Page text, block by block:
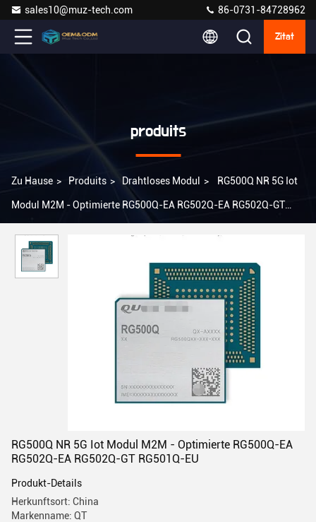
sales10@muz-tech.com 86-0731-84728962
Zitat
produits
Zu Hause > Produits > Drahtloses Modul > RG500Q NR 5G Iot
Modul M2M - Optimierte RG500Q-EA RG502Q-EA RG502Q-GT
RG500Q NR 5G Iot Modul M2M - Optimierte RG500Q-EA
RG502Q-EA RG502Q-GT RG501Q-EU
Produkt-Details
Herkunftsort: China
Markenname: QT